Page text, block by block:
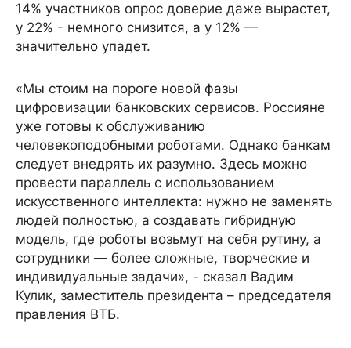
14% участников опрос доверие даже вырастет,
у 22% - немного снизится, а у 12% —
значительно упадет.
«Мы стоим на пороге новой фазы
цифровизации банковских сервисов. Россияне
уже готовы к обслуживанию
человекоподобными роботами. Однако банкам
следует внедрять их разумно. Здесь можно
провести параллель с использованием
искусственного интеллекта: нужно не заменять
людей полностью, а создавать гибридную
модель, где роботы возьмут на себя рутину, а
сотрудники — более сложные, творческие и
индивидуальные задачи», - сказал Вадим
Кулик, заместитель президента – председателя
правления ВТБ.